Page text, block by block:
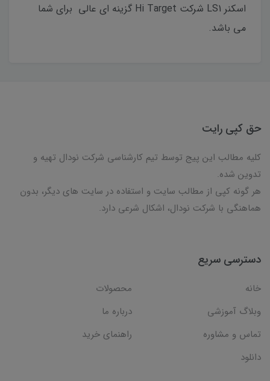
اسکنر LS1 شرکت Hi Target گزینه ای عالی برای شما
می باشد.
حق کپی رایت
کلیه مطالب این پیج توسط تیم کارشناسی شرکت نودال تهیه و
تدوین شده.
هر گونه کپی از مطالب سایت و استفاده در سایت های دیگر، بدون
هماهنگی با شرکت نودال، اشکال شرعی دارد.
دسترسی سریع
خانه
محصولات
وبلاگ آموزشی
درباره ما
تماس و مشاوره
راهنمای خرید
دانلود